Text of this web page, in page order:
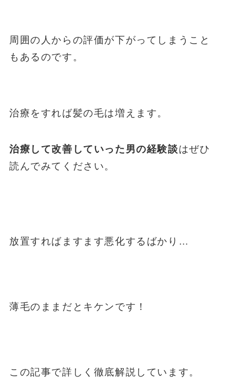
周囲の人からの評価が下がってしまうこと
もあるのです。
治療をすれば髪の毛は増えます。
治療して改善していった男の経験談はぜひ
読んでみてください。
放置すればますます悪化するばかり…
薄毛のままだとキケンです！
この記事で詳しく徹底解説しています。